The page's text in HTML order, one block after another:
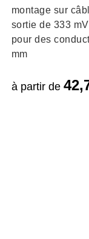
montage sur
sortie de 333
pour des
mm
à partir de